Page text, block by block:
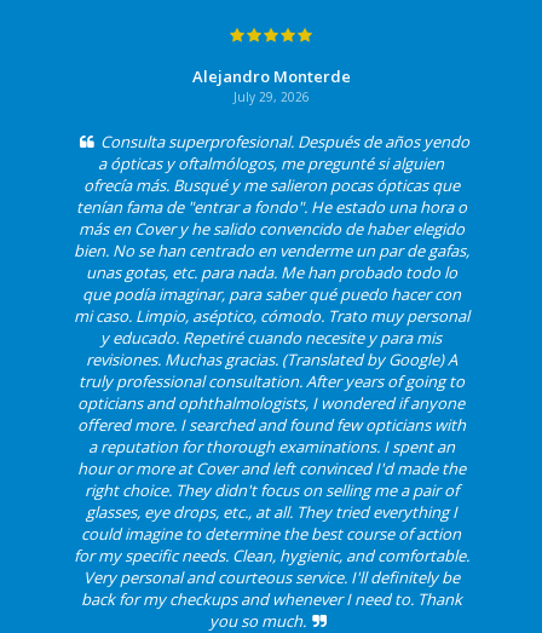
Alejandro Monterde
July 29, 2026
Consulta superprofesional. Después de años yendo
a ópticas y oftalmólogos, me pregunté si alguien
ofrecía más. Busqué y me salieron pocas ópticas que
tenían fama de "entrar a fondo". He estado una hora o
más en Cover y he salido convencido de haber elegido
bien. No se han centrado en venderme un par de gafas,
unas gotas, etc. para nada. Me han probado todo lo
que podía imaginar, para saber qué puedo hacer con
mi caso. Limpio, aséptico, cómodo. Trato muy personal
y educado. Repetiré cuando necesite y para mis
revisiones. Muchas gracias. (Translated by Google) A
truly professional consultation. After years of going to
opticians and ophthalmologists, I wondered if anyone
offered more. I searched and found few opticians with
a reputation for thorough examinations. I spent an
hour or more at Cover and left convinced I'd made the
right choice. They didn't focus on selling me a pair of
glasses, eye drops, etc., at all. They tried everything I
could imagine to determine the best course of action
for my specific needs. Clean, hygienic, and comfortable.
Very personal and courteous service. I'll definitely be
back for my checkups and whenever I need to. Thank
you so much.